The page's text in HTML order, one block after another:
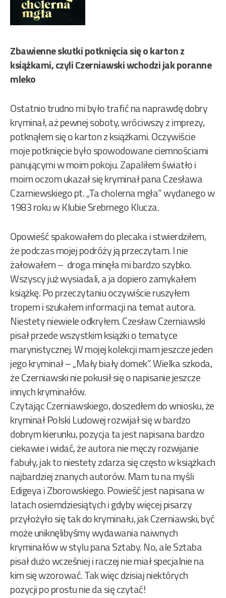
Zbawienne skutki potknięcia się o karton z
książkami, czyli Czerniawski wchodzi jak poranne
mleko
Ostatnio trudno mi było trafić na naprawdę dobry
kryminał, aż pewnej soboty, wróciwszy z imprezy,
potknąłem się o karton z książkami. Oczywiście
moje potknięcie było spowodowane ciemnościami
panującymi w moim pokoju.Zapaliłem światło i
moim oczom ukazał się kryminał pana Czesława
Czarniewskiego pt. „Ta cholerna mgła” wydanego w
1983 roku w Klubie Srebrnego Klucza.
Opowieść spakowałem do plecaka i stwierdziłem,
że podczas mojej podróży ją przeczytam. I nie
żałowałem – droga minęła mi bardzo szybko.
Wszyscy już wysiadali, a ja dopiero zamykałem
książkę. Po przeczytaniu oczywiście ruszyłem
tropem i szukałem informacji na temat autora.
Niestety niewiele odkryłem. Czesław Czerniawski
pisał przede wszystkim książki o tematyce
marynistycznej. W mojej kolekcji mam jeszcze jeden
jego kryminał – „Mały biały domek”. Wielka szkoda,
że Czerniawski nie pokusił się o napisanie jeszcze
innych kryminałów.
Czytając Czerniawskiego, doszedłem do wniosku, że
kryminał Polski Ludowej rozwijał się w bardzo
dobrym kierunku, pozycja ta jest napisana bardzo
ciekawie i widać, że autora nie męczy rozwijanie
fabuły, jak to niestety zdarza się często w książkach
najbardziej znanych autorów. Mam tu na myśli
Edigeya i Zborowskiego. Powieść jest napisana w
latach osiemdziesiątych i gdyby więcej pisarzy
przyłożyło się tak do kryminału, jak Czerniawski, być
może uniknęlibyśmy wydawania naiwnych
kryminałów w stylu pana Sztaby. No, ale Sztaba
pisał dużo wcześniej i raczej nie miał specjalnie na
kim się wzorować. Tak więc dzisiaj niektórych
pozycji po prostu nie da się czytać!